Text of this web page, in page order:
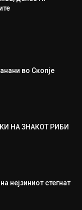
во Скопје
НА ЗНАКОТ РИБИ
нејзиниот стегнат